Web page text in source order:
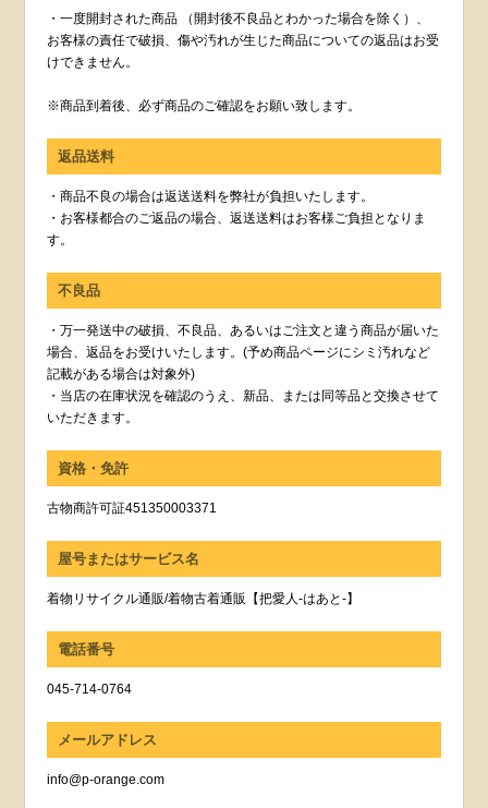
・一度開封された商品 （開封後不良品とわかった場合を除く）、
お客様の責任で破損、傷や汚れが生じた商品についての返品はお受
けできません。
※商品到着後、必ず商品のご確認をお願い致します。
返品送料
・商品不良の場合は返送送料を弊社が負担いたします。
・お客様都合のご返品の場合、返送送料はお客様ご負担となりま
す。
不良品
・万一発送中の破損、不良品、あるいはご注文と違う商品が届いた
場合、返品をお受けいたします。(予め商品ページにシミ汚れなど
記載がある場合は対象外)
・当店の在庫状況を確認のうえ、新品、または同等品と交換させて
いただきます。
資格・免許
古物商許可証451350003371
屋号またはサービス名
着物リサイクル通販/着物古着通販【把愛人-はあと-】
電話番号
045-714-0764
メールアドレス
info@p-orange.com